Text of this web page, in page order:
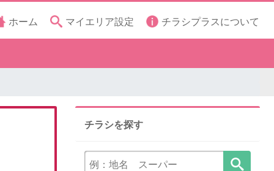
ホーム マイエリア設定 チラシプラスについて
チラシを探す